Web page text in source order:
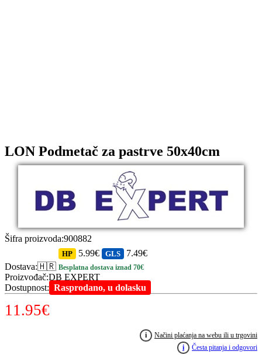
LON Podmetač za pastrve 50x40cm
Šifra proizvoda:900882
Dostava:🇭🇷
HP 5.99€ GLS 7.49€
Besplatna dostava iznad 70€
Proizvođač:DB EXPERT
Dostupnost: Rasprodano, u dolasku
11.95€
i
Načini plaćanja na webu ili u trgovini
i
Česta pitanja i odgovori